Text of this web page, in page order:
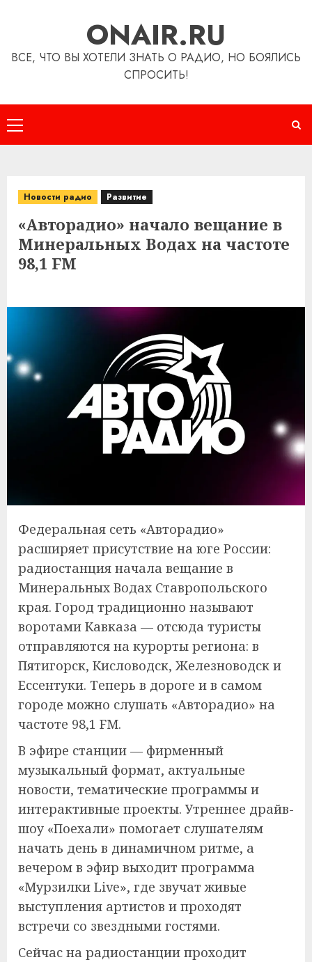
ONAIR.RU
ВСЕ, ЧТО ВЫ ХОТЕЛИ ЗНАТЬ О РАДИО, НО БОЯЛИСЬ
СПРОСИТЬ!
Основное
меню
Новости радио Развитие
«Авторадио» начало вещание в
Минеральных Водах на частоте
98,1 FM
Федеральная сеть «Авторадио»
расширяет присутствие на юге России:
радиостанция начала вещание в
Минеральных Водах Ставропольского
края. Город традиционно называют
воротами Кавказа — отсюда туристы
отправляются на курорты региона: в
Пятигорск, Кисловодск, Железноводск и
Ессентуки. Теперь в дороге и в самом
городе можно слушать «Авторадио» на
частоте 98,1 FM.
В эфире станции — фирменный
музыкальный формат, актуальные
новости, тематические программы и
интерактивные проекты. Утреннее драйв-
шоу «Поехали» помогает слушателям
начать день в динамичном ритме, а
вечером в эфир выходит программа
«Мурзилки Live», где звучат живые
выступления артистов и проходят
встречи со звездными гостями.
Сейчас на радиостанции проходит